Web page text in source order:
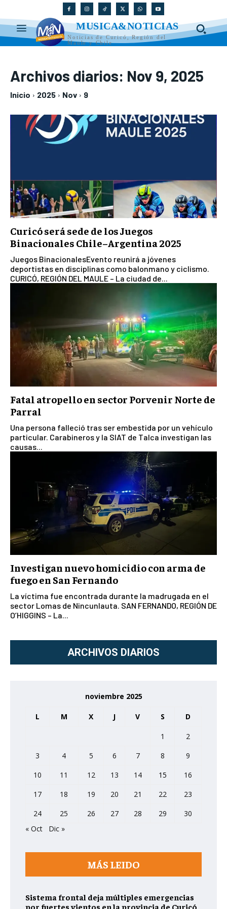
MUSICA&NOTICIAS
Noticias de Curicó, Región del
Maule y Chile
Archivos diarios: Nov 9, 2025
Inicio 2025 Nov 9
Curicó será sede de los Juegos
Binacionales Chile–Argentina 2025
Juegos BinacionalesEvento reunirá a jóvenes
deportistas en disciplinas como balonmano y ciclismo.
CURICÓ, REGIÓN DEL MAULE – La ciudad de...
Fatal atropello en sector Porvenir Norte de
Parral
Una persona falleció tras ser embestida por un vehículo
particular. Carabineros y la SIAT de Talca investigan las
causas...
Investigan nuevo homicidio con arma de
fuego en San Fernando
La víctima fue encontrada durante la madrugada en el
sector Lomas de Nincunlauta. SAN FERNANDO, REGIÓN DE
O’HIGGINS – La...
ARCHIVOS DIARIOS
noviembre 2025
L M X J V S D
1
2
3
4 5 6 7 8
9
10
11 12 13 14 15
16
17
18 19 20 21 22
23
24
25 26 27 28 29
30
« Oct
Dic »
MÁS LEIDO
Sistema frontal deja múltiples emergencias
por fuertes vientos en la provincia de Curicó